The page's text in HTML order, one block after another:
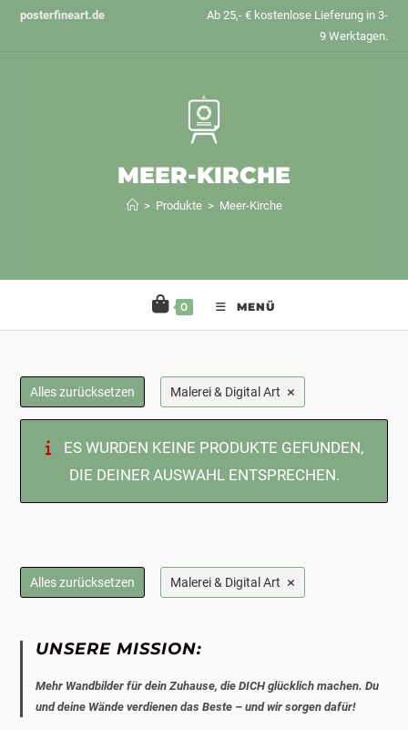
Zumposterfineart.de
Ab 25,- € kostenlose Lieferung in 3-
9 Werktagen.
MEER-KIRCHE
> Produkte > Meer-Kirche
0 MENÜ
Alles zurücksetzen Malerei & Digital Art ×
ES WURDEN KEINE PRODUKTE GEFUNDEN,
DIE DEINER AUSWAHL ENTSPRECHEN.
Alles zurücksetzen Malerei & Digital Art ×
UNSERE MISSION:
Mehr Wandbilder für dein Zuhause, die DICH glücklich machen. Du
und deine Wände verdienen das Beste – und wir sorgen dafür!